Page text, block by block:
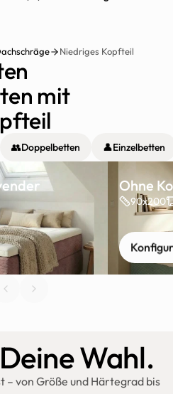
Niedriges Kopfteil
mit
👥Doppelbetten 👤Einzelbetten
Ohne
90x200
Wahl.
– von Größe und Härtegrad bis